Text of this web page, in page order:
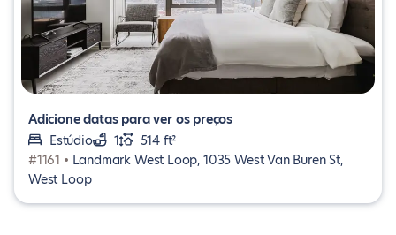
Adicione datas para ver os preços
Estúdio
1
514 ft²
#1161 • Landmark West Loop, 1035 West Van Buren St,
West Loop